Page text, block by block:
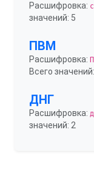
Расшифровка:
значений: 5
ПВМ
Расшифровка:
Всего
ДНГ
Расшифровка:
значений: 2